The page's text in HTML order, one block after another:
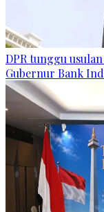
DPR tunggu
Gubernur Bank